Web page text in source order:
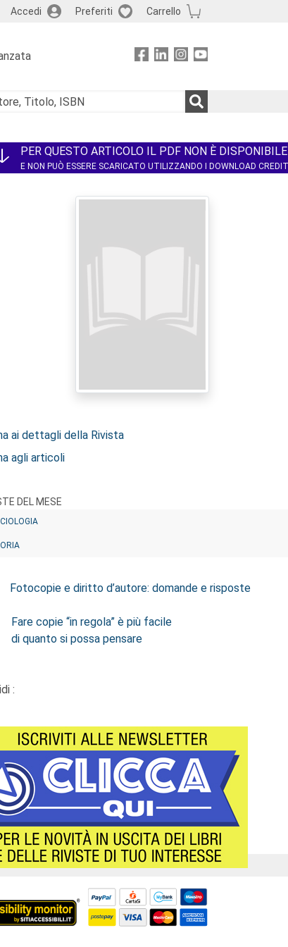
Accedi Preferiti Carrello
PER QUESTO ARTICOLO IL PDF NON È DISPONIBILE
E NON PUÒ ESSERE SCARICATO UTILIZZANDO I DOWNLOAD CREDIT
ai dettagli della Rivista
agli articoli
DEL MESE
Fotocopie e diritto d’autore: domande e risposte
Fare copie “in regola” è più facile
di quanto si possa pensare
: